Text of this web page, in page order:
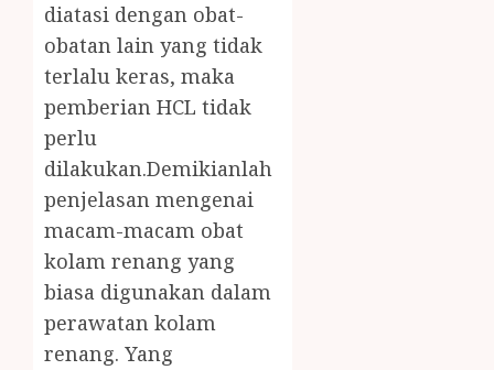
diatasi dengan obat-
obatan lain yang tidak
terlalu keras, maka
pemberian HCL tidak
perlu
dilakukan.Demikianlah
penjelasan mengenai
macam-macam obat
kolam renang yang
biasa digunakan dalam
perawatan kolam
renang. Yang